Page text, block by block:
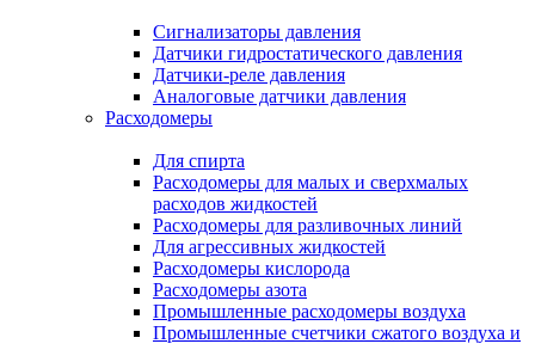
Сигнализаторы давления
Датчики гидростатического давления
Датчики-реле давления
Аналоговые датчики давления
Расходомеры
Для спирта
Расходомеры для малых и сверхмалых
расходов жидкостей
Расходомеры для разливочных линий
Для агрессивных жидкостей
Расходомеры кислорода
Расходомеры азота
Промышленные расходомеры воздуха
Промышленные счетчики сжатого воздуха и